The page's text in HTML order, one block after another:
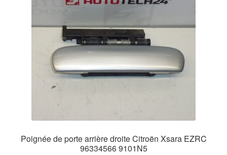
Poignée de porte arrière droite Citroën Xsara EZRC
96334566 9101N5